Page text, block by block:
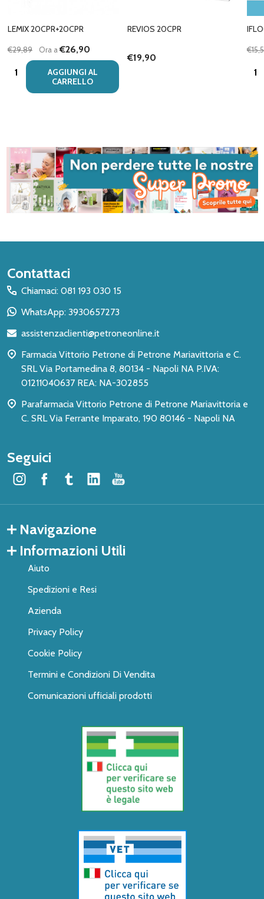
LEMIX 20CPR+20CPR
€29,89 Ora a€26,90
Quantità:
AGGIUNGI AL
CARRELLO
REVIOS 20CPR
€19,90
Inizio
del
piè
pagina
Contattaci
Chiamaci: 081 193 030 15
WhatsApp: 3930657273
assistenzaclienti@petroneonline.it
Farmacia Vittorio Petrone di Petrone Mariavittoria e C.
SRL Via Portamedina 8, 80134 - Napoli NA P.IVA:
01211040637 REA: NA-302855
Parafarmacia Vittorio Petrone di Petrone Mariavittoria e
C. SRL Via Ferrante Imparato, 190 80146 - Napoli NA
Seguici
Navigazione
Informazioni Utili
Aiuto
Spedizioni e Resi
Azienda
Privacy Policy
Cookie Policy
Termini e Condizioni Di Vendita
Comunicazioni ufficiali prodotti